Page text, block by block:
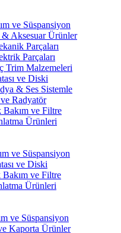
ve Süspansiyon
Aksesuar Ürünler
Parçaları
Parçaları
Trim Malzemeleri
ve Diski
& Ses Sistemle
Radyatör
ve Filtre
Ürünleri
ve Süspansiyon
ve Diski
ve Filtre
Ürünleri
ve Süspansiyon
Kaporta Ürünler